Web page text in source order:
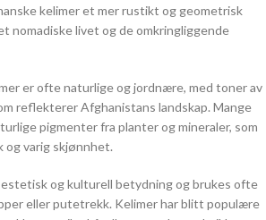
kelimer et mer rustikt og geometrisk
nomadiske livet og de omkringliggende
er ofte naturlige og jordnære, med toner av
reflekterer Afghanistans landskap. Mange
pigmenter fra planter og mineraler, som
og varig skjønnhet.
og kulturell betydning og brukes ofte
eller putetrekk. Kelimer har blitt populære